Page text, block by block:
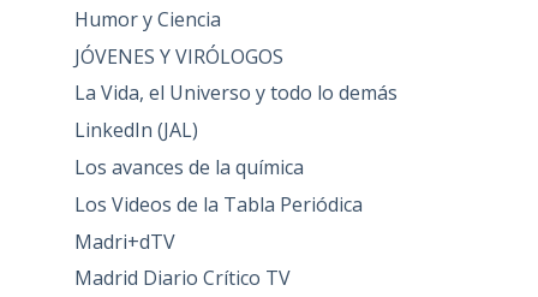
Humor y Ciencia
JÓVENES Y VIRÓLOGOS
La Vida, el Universo y todo lo demás
LinkedIn (JAL)
Los avances de la química
Los Videos de la Tabla Periódica
Madri+dTV
Madrid Diario Crítico TV